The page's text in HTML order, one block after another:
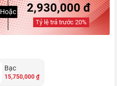
Hoặc 2,930,000 đ
Tỷ lệ trả trước20%
Bạc
15,750,000 ₫